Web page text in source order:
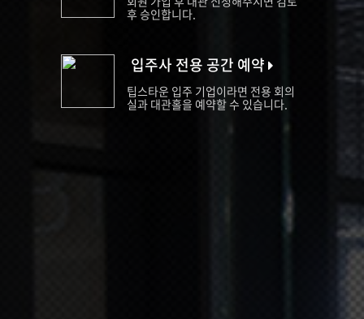
후 승인합니다.
입주사 전용 공간 예약
팁스타운 입주 기업이라면 전용 회의
실과 대관홀을 예약할 수 있습니다.